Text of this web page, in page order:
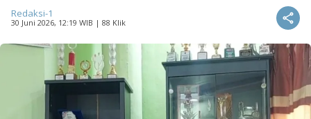
Redaksi-1
30 Juni 2026, 12:19 WIB | 88 Klik